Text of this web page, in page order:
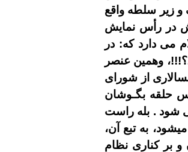
و زیر سلطه واقع
در رأس نمایش
می دارد که: در
وهمین عنصر
از شورای
حلقه بگـوشان
شود . بله راست
به تبع آن،
بر کناری نظام